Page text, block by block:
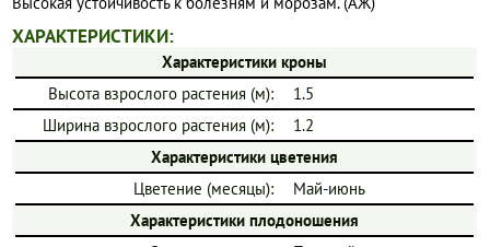
ХАРАКТЕРИСТИКИ:
Характеристики кроны
Высота взрослого растения (м):
1.5
Ширина взрослого растения (м):
1.2
Характеристики цветения
Цветение (месяцы):
Май-июнь
Характеристики плодоношения